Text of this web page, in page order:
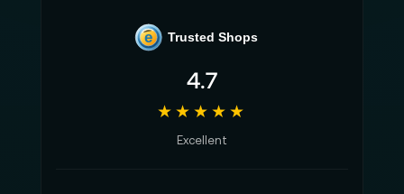
e Trusted Shops
4.7
★★★★★
Excellent